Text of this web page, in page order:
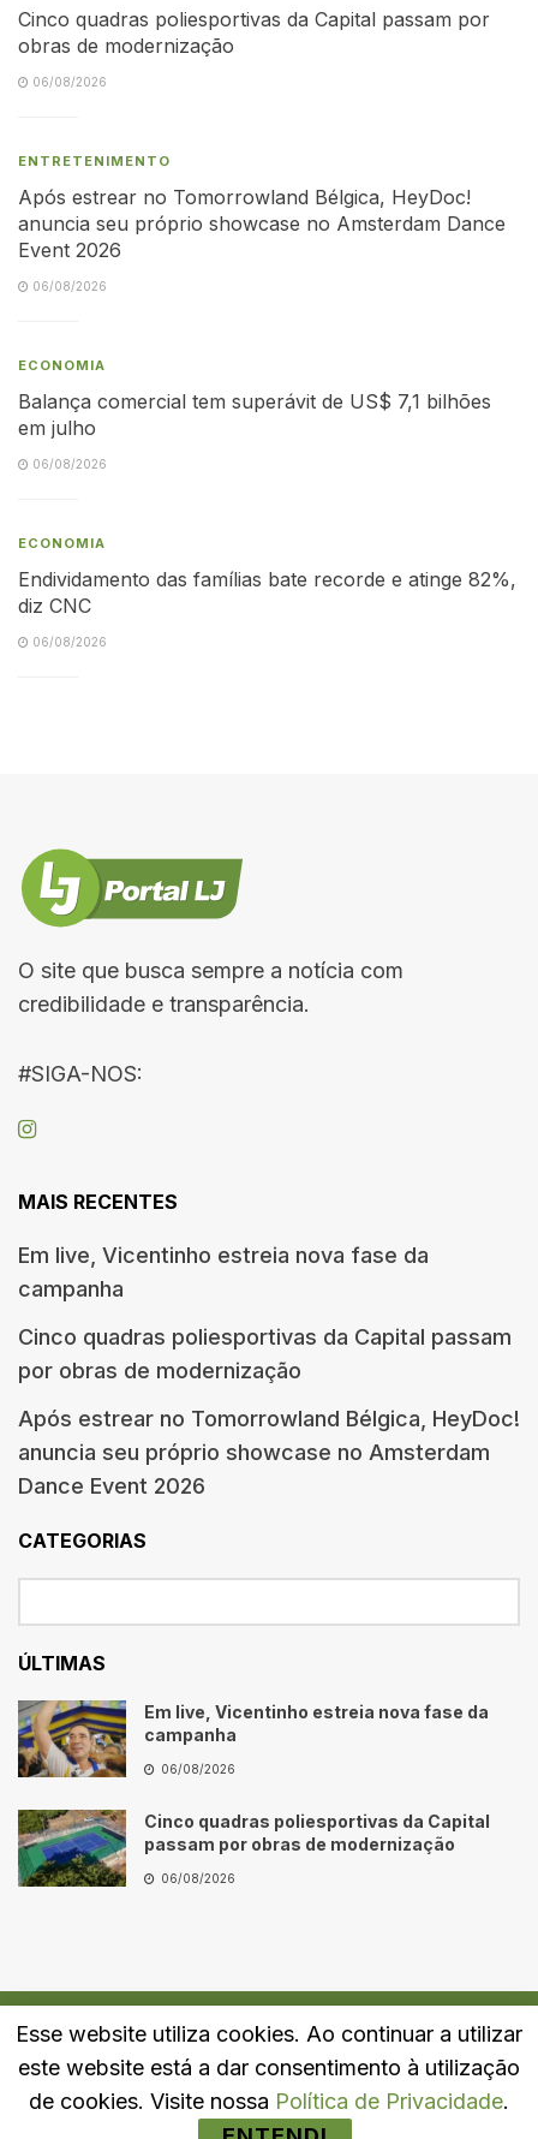
Cinco quadras poliesportivas da Capital passam por
obras de modernização
06/08/2026
ENTRETENIMENTO
Após estrear no Tomorrowland Bélgica, HeyDoc!
anuncia seu próprio showcase no Amsterdam Dance
Event 2026
06/08/2026
ECONOMIA
Balança comercial tem superávit de US$ 7,1 bilhões
em julho
06/08/2026
ECONOMIA
Endividamento das famílias bate recorde e atinge 82%,
diz CNC
06/08/2026
O site que busca sempre a notícia com
credibilidade e transparência.
#SIGA-NOS:
MAIS RECENTES
Em live, Vicentinho estreia nova fase da
campanha
Cinco quadras poliesportivas da Capital passam
por obras de modernização
Após estrear no Tomorrowland Bélgica, HeyDoc!
anuncia seu próprio showcase no Amsterdam
Dance Event 2026
CATEGORIAS
ÚLTIMAS
Em live, Vicentinho estreia nova fase da
campanha
06/08/2026
Cinco quadras poliesportivas da Capital
passam por obras de modernização
06/08/2026
Quem Somos Fale Conosco Política de Privacidade
Esse website utiliza cookies. Ao continuar a utilizar
este website está a dar consentimento à utilização
de cookies. Visite nossa Política de Privacidade.